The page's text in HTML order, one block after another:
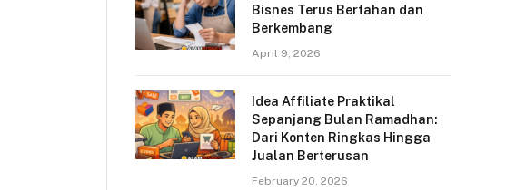
Bisnes Terus Bertahan dan
Berkembang
April 9, 2026
Idea Affiliate Praktikal
Sepanjang Bulan Ramadhan:
Dari Konten Ringkas Hingga
Jualan Berterusan
February 20, 2026